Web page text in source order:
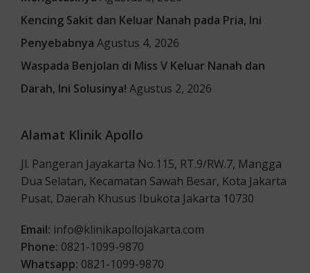
Kencing Sakit dan Keluar Nanah pada Pria, Ini
Penyebabnya Agustus 4, 2026
Waspada Benjolan di Miss V Keluar Nanah dan
Darah, Ini Solusinya! Agustus 2, 2026
Alamat Klinik Apollo
Jl. Pangeran Jayakarta No.115, RT.9/RW.7, Mangga
Dua Selatan, Kecamatan Sawah Besar, Kota Jakarta
Pusat, Daerah Khusus Ibukota Jakarta 10730
Email: info@klinikapollojakarta.com
Phone: 0821-1099-9870
Whatsapp: 0821-1099-9870